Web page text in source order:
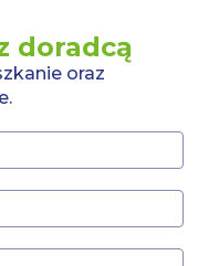
doradcą
oraz